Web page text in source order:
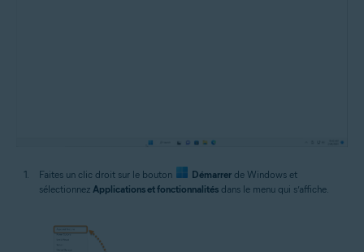
Faites un clic droit sur le bouton Démarrer de Windows et
sélectionnez Applications et fonctionnalités dans le menu qui s’affiche.